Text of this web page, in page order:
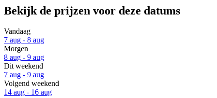
Bekijk de prijzen voor deze datums
Vandaag
7 aug - 8 aug
Morgen
8 aug - 9 aug
Dit weekend
7 aug - 9 aug
Volgend weekend
14 aug - 16 aug